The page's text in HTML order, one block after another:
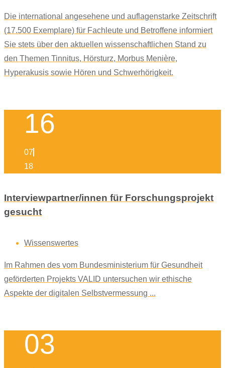
Die international angesehene und auflagenstarke Zeitschrift
(17.500 Exemplare) für Fachleute und Betroffene informiert
Sie stets über den aktuellen wissenschaftlichen Stand zu
den Themen Tinnitus, Hörsturz, Morbus Menière,
Hyperakusis sowie Hören und Schwerhörigkeit.
16
07
18
Interviewpartner/innen für Forschungsprojekt
gesucht
Wissenswertes
Im Rahmen des vom Bundesministerium für Gesundheit
geförderten Projekts VALID untersuchen wir ethische
Aspekte der digitalen Selbstvermessung ...
03